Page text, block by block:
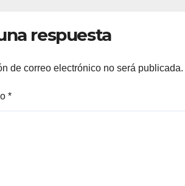
respuesta
de correo electrónico no será publicada.
*